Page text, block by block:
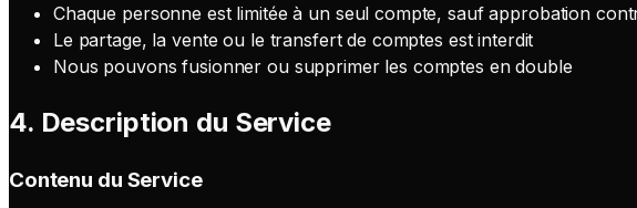
Chaque personne est limitée à un seul compte, sauf approbation
Le partage, la vente ou le transfert de comptes est interdit
Nous pouvons fusionner ou supprimer les comptes en double
4. Description du Service
Contenu du Service